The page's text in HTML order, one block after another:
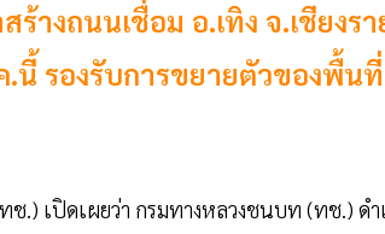
งถนนเชื่อม อ.เทิง จ.เชียงร
นี้ รองรับการขยายตัวของพื้น
.) เปิดเผยว่า กรมทางหลวงชนบท (ทช.) ดำ